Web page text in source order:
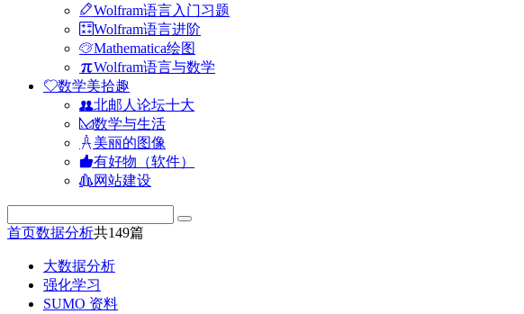
Wolfram语言入门习题
Wolfram语言进阶
Mathematica绘图
Wolfram语言与数学
数学美拾趣
北邮人论坛十大
数学与生活
美丽的图像
有好物（软件）
网站建设
首页数据分析共149篇
大数据分析
强化学习
SUMO 资料